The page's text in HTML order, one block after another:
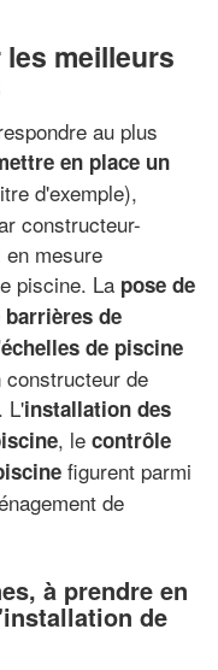
meilleurs
au plus
en place un
d'exemple),
constructeur-
mesure
piscine. La pose de
de
de piscine
de
L'installation des
, le contrôle
figurent parmi
de
à prendre en
de